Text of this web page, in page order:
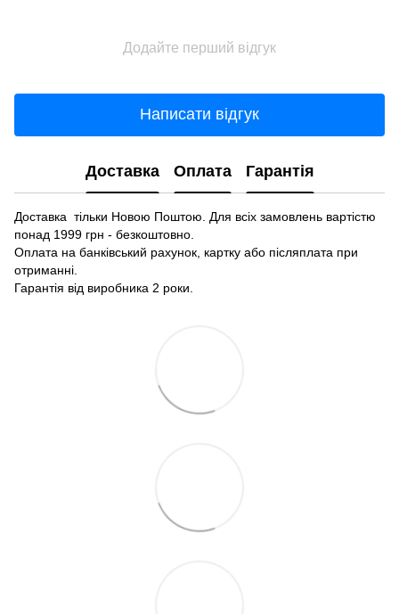
Додайте перший відгук
Написати відгук
Доставка Оплата Гарантія
Доставка тільки Новою Поштою. Для всіх замовлень вартістю
понад 1999 грн - безкоштовно.
Оплата на банківський рахунок, картку або післяплата при
отриманні.
Гарантія від виробника 2 роки.